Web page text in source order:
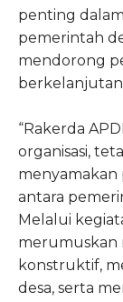
penting
pemerintah
mendorong
“Rakerda
organisasi,
menyamakan
antara
Melalui
merumuskan
konstruktif,
desa, serta